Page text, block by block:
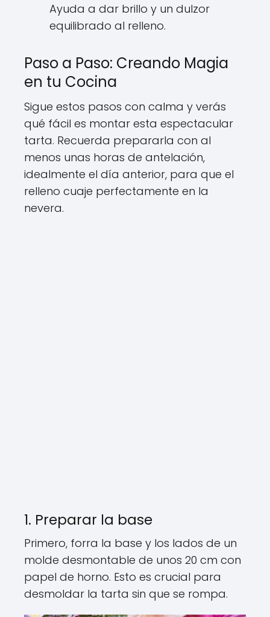
Ayuda a dar brillo y un dulzor
equilibrado al relleno.
Paso a Paso: Creando Magia
en tu Cocina
Sigue estos pasos con calma y verás
qué fácil es montar esta espectacular
tarta. Recuerda prepararla con al
menos unas horas de antelación,
idealmente el día anterior, para que el
relleno cuaje perfectamente en la
nevera.
1. Preparar la base
Primero, forra la base y los lados de un
molde desmontable de unos 20 cm con
papel de horno. Esto es crucial para
desmoldar la tarta sin que se rompa.